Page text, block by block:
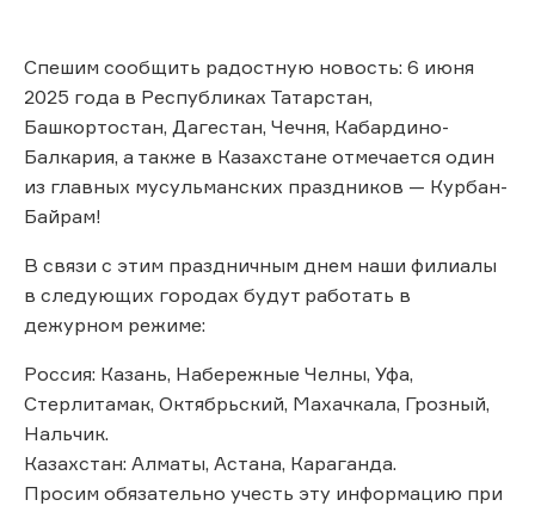
Спешим сообщить радостную новость: 6 июня
2025 года в Республиках Татарстан,
Башкортостан, Дагестан, Чечня, Кабардино-
Балкария, а также в Казахстане отмечается один
из главных мусульманских праздников — Курбан-
Байрам!
В связи с этим праздничным днем наши филиалы
в следующих городах будут работать в
дежурном режиме:
Россия: Казань, Набережные Челны, Уфа,
Стерлитамак, Октябрьский, Махачкала, Грозный,
Нальчик.
Казахстан: Алматы, Астана, Караганда.
Просим обязательно учесть эту информацию при